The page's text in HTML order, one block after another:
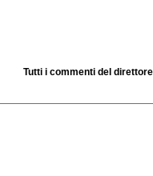
Tutti i commenti del direttore